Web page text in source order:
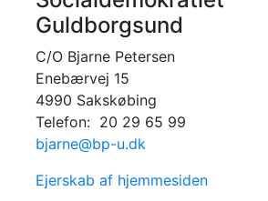
Guldborgsund
C/O Bjarne Petersen
Enebærvej 15
4990 Sakskøbing
Telefon: 20 29 65 99
bjarne@bp-u.dk
Ejerskab af hjemmesiden